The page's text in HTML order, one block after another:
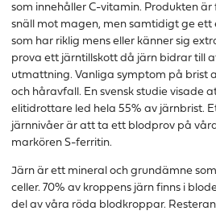
som innehåller C-vitamin. Produkten
snäll mot magen, men samtidigt ge
som har riklig mens eller känner sig
prova ett järntillskott då järn bidrar till
utmattning. Vanliga symptom på brist
och håravfall. En svensk studie visade
elitidrottare led hela 55% av järnbrist.
järnnivåer är att ta ett blodprov på
markören S-ferritin.
Järn är ett mineral och grundämne
celler. 70% av kroppens järn finns i
del av våra röda blodkroppar.